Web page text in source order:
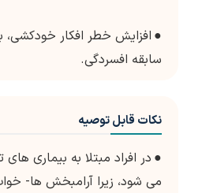
● افزایش خطر افکار خودکشی،
سابقه افسردگی.
نکات قابل توصیه
● در افراد مبتلا به بیماری
می شود، زیرا آرامبخش ها-